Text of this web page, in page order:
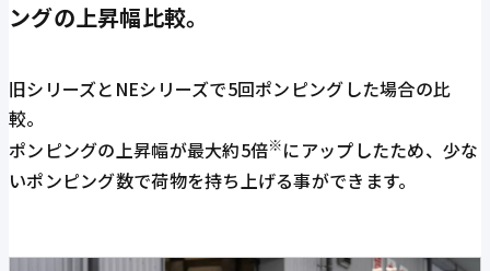
ングの上昇幅比較。
旧シリーズとNEシリーズで5回ポンピングした場合の比
較。
ポンピングの上昇幅が最大約5倍※にアップしたため、少な
いポンピング数で荷物を持ち上げる事ができます。